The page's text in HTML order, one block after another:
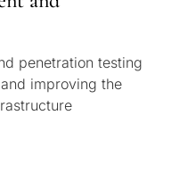
penetration testing
improving the